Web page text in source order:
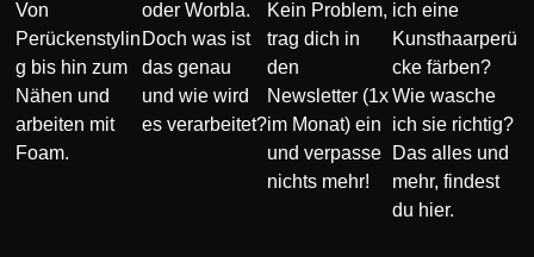
Von
Perückenstylin
g bis hin zum
Nähen und
arbeiten mit
Foam.
oder Worbla.
Doch was ist
das genau
und wie wird
es verarbeitet?
Kein Problem,
trag dich in
den
Newsletter (1x
im Monat) ein
und verpasse
nichts mehr!
ich eine
Kunsthaarperü
cke färben?
Wie wasche
ich sie richtig?
Das alles und
mehr, findest
du hier.